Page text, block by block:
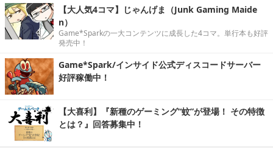
【大人気4コマ】じゃんげま（Junk Gaming Maide
n）
Game*Sparkの一大コンテンツに成長した4コマ。単行本も好評
発売中！
Game*Spark/インサイド公式ディスコードサーバー
好評稼働中！
【大喜利】『新種のゲーミング“蚊”が登場！ その特徴
とは？』回答募集中！